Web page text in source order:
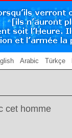
Arabic Türkçe
cet homme